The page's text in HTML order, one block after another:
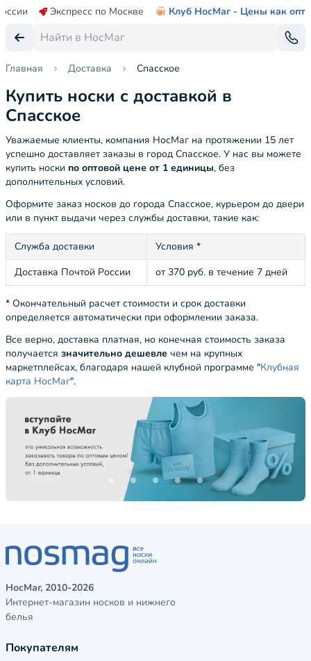
Экспресс по Москве Клуб НосМаг - Цены как опт
Главная Доставка Спасское
Купить носки с доставкой в
Спасское
Уважаемые клиенты, компания НосМаг на протяжении 15 лет
успешно доставляет заказы в город Спасское. У нас вы можете
купить носки по оптовой цене от 1 единицы, без
дополнительных условий.
Оформите заказ носков до города Спасское, курьером до двери
или в пункт выдачи через службы доставки, такие как:
Служба доставки
Условия *
Доставка Почтой России
от 370 руб. в течение 7 дней
* Окончательный расчет стоимости и срок доставки
определяется автоматически при оформлении заказа.
Все верно, доставка платная, но конечная стоимость заказа
получается значительно дешевле чем на крупных
маркетплейсах, благодаря нашей клубной программе "Клубная
карта НосМаг".
НосМаг, 2010-2026
Интернет-магазин носков и нижнего
белья
Покупателям